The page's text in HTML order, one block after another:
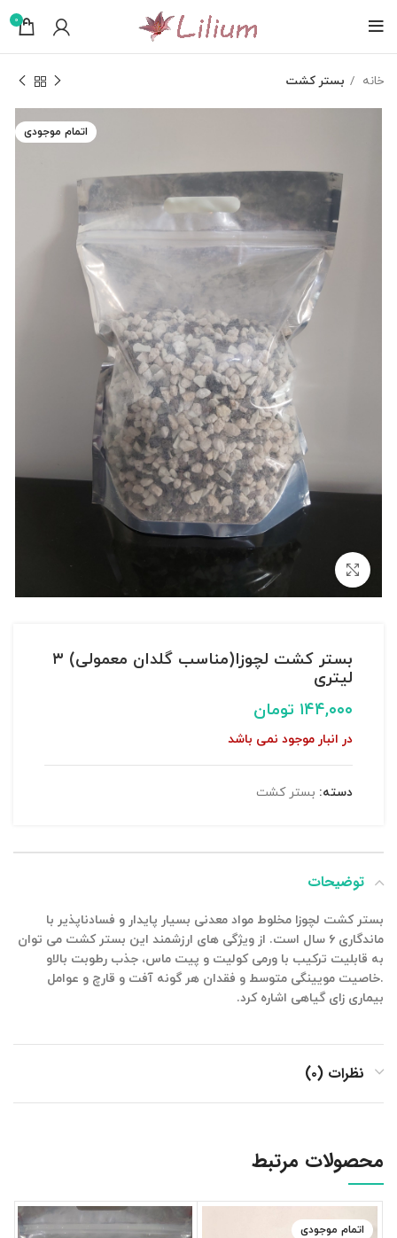
0
خانه بستر کشت
اتمام موجودی
بزرگنمایی تصویر
بستر کشت لچوزا(مناسب گلدان معمولی) ۳
لیتری
۱۴۴,۰۰۰ تومان
در انبار موجود نمی باشد
دسته: بستر کشت
توضیحات
بستر کشت لچوزا مخلوط مواد معدنی بسیار پایدار و فسادناپذیر با
ماندگاری ۶ سال است. از ویژگی های ارزشمند این بستر کشت می توان
به قابلیت ترکیب با ورمی کولیت و پیت ماس، جذب رطوبت بالاو
.خاصیت مویینگی متوسط و فقدان هر گونه آفت و قارچ و عوامل
بیماری زای گیاهی اشاره کرد.
نظرات (۰)
محصولات مرتبط
اتمام موجودی